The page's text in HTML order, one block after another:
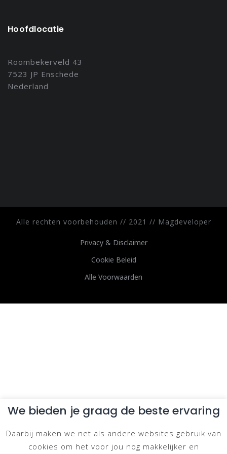
Hoofdlocatie
Roombekerveld 43
7523 JP Enschede
Nederland
Alle rechten voorbehouden // 2021 // Magdeveloper
Privacy & Disclaimer
Cookie Beleid
Alle Voorwaarden
We bieden je graag de beste ervaring
Daarbij maken we net als andere websites gebruik van
cookies om het voor jou nog makkelijker en